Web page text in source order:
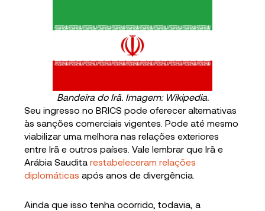
Bandeira do Irã. Imagem: Wikipedia.
Seu ingresso no BRICS pode oferecer alternativas
às sanções comerciais vigentes. Pode até mesmo
viabilizar uma melhora nas relações exteriores
entre Irã e outros países. Vale lembrar que Irã e
Arábia Sauditarestabeleceram relações
diplomáticas após anos de divergência.
Ainda que isso tenha ocorrido, todavia, a